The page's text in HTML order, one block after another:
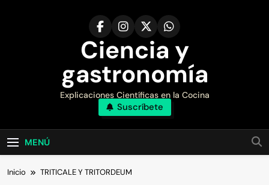
Ciencia y
gastronomía
Explicaciones Científicas en la Cocina
Suscríbete
MENÚ
Inicio TRITICALE Y TRITORDEUM